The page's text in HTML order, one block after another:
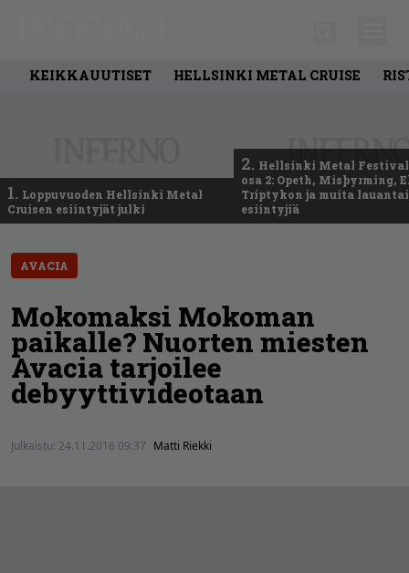
KEIKKAUUTISET HELLSINKI METAL CRUISE
1. Loppuvuoden Hellsinki Metal
Cruisen esiintyjät julki
2. Hellsinki Metal
osa 2: Opeth, Misþyrming,
Triptykon ja muita
esiintyjiä
AVACIA
Mokomaksi Mokoman
paikalle? Nuorten miesten
Avacia tarjoilee
debyyttivideotaan
Julkaistu: 24.11.2016 09:37 Matti Riekki